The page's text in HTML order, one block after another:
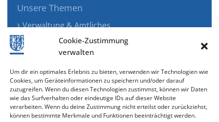
Cookie-Zustimmung
verwalten
Um dir ein optimales Erlebnis zu bieten, verwenden wir Technologien wie
Cookies, um Geräteinformationen zu speichern und/oder darauf
zuzugreifen. Wenn du diesen Technologien zustimmst, können wir Daten
wie das Surfverhalten oder eindeutige IDs auf dieser Website
verarbeiten. Wenn du deine Zustimmung nicht erteilst oder zurückziehst,
können bestimmte Merkmale und Funktionen beeinträchtigt werden.
Unsere Themen
Verwaltung & Amtliches
Jugend, Familie & Gesundheit
Tourismus, Freizeit & Ökologie
Wirtschaft & Verkehr
Senioren & Inklusion